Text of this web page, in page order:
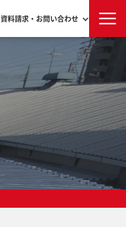
資料請求・お問い合わせ